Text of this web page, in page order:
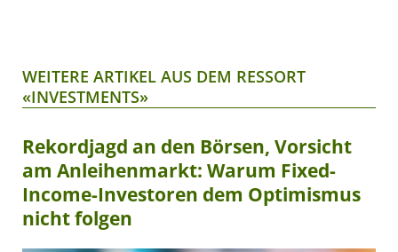
WEITERE ARTIKEL AUS DEM RESSORT
«INVESTMENTS»
Rekordjagd an den Börsen, Vorsicht
am Anleihenmarkt: Warum Fixed-
Income-Investoren dem Optimismus
nicht folgen